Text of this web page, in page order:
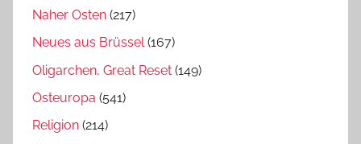
Naher Osten (217)
Neues aus Brüssel(167)
Oligarchen, Great Reset (149)
Osteuropa (541)
Religion (214)